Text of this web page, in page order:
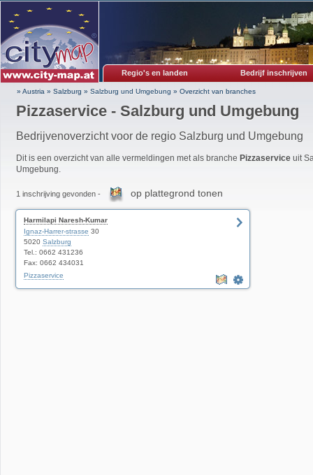
Regio's en landen Bedrijf inschrijven
» Austria » Salzburg » Salzburg und Umgebung » Overzicht van branches
Pizzaservice - Salzburg und Umgebung
Bedrijvenoverzicht voor de regio Salzburg und Umgebung
Dit is een overzicht van alle vermeldingen met als branche Pizzaservice uit
Umgebung.
1 inschrijving gevonden - op plattegrond tonen
Harmilapi Naresh-Kumar
Ignaz-Harrer-strasse 30
5020 Salzburg
Tel.: 0662 431236
Fax: 0662 434031
Pizzaservice